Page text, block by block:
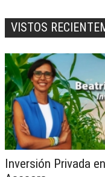
VISTOS
Inversión Privada